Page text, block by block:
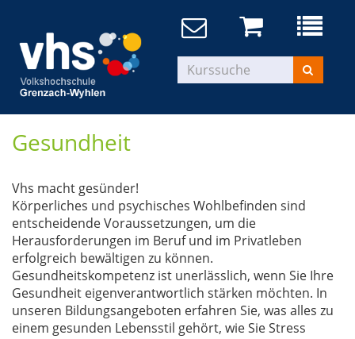
Gesundheit
Vhs macht gesünder!
Körperliches und psychisches Wohlbefinden sind
entscheidende Voraussetzungen, um die
Herausforderungen im Beruf und im Privatleben
erfolgreich bewältigen zu können.
Gesundheitskompetenz ist unerlässlich, wenn Sie Ihre
Gesundheit eigenverantwortlich stärken möchten. In
unseren Bildungsangeboten erfahren Sie, was alles zu
einem gesunden Lebensstil gehört, wie Sie Stress